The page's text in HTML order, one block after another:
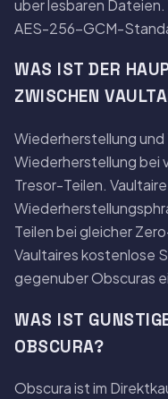
uber lesbaren
AES-256-GCM-
WAS IST DER
ZWISCHEN
Wiederherstellung
Wiederherstellung bei
Tresor-Teilen.
Teilen bei gleicher
Vaultaires kostenlose
gegenuber Obscuras
WAS IST
OBSCURA?
Obscura ist im